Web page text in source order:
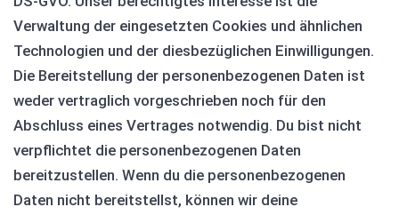
Verwaltung der eingesetzten Cookies und ähnlichen
Technologien und der diesbezüglichen Einwilligungen.
Die Bereitstellung der personenbezogenen Daten ist
weder vertraglich vorgeschrieben noch für den
Abschluss eines Vertrages notwendig. Du bist nicht
verpflichtet die personenbezogenen Daten
bereitzustellen. Wenn du die personenbezogenen
Daten nicht bereitstellst, können wir deine